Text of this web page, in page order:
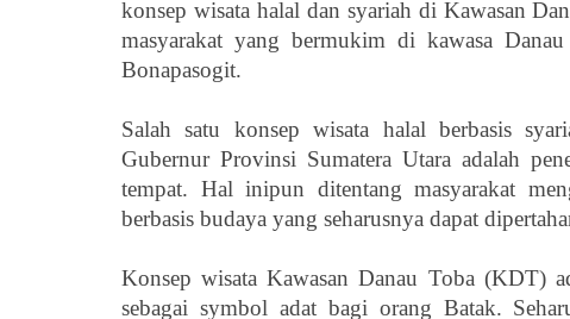
konsep wisata halal dan syariah di Kawasan
masyarakat yang bermukim di kawasa
Bonapasogit.
Salah satu konsep wisata halal berbasis
Gubernur Provinsi Sumatera Utara adalah
tempat. Hal inipun ditentang masyarakat
berbasis budaya yang seharusnya dapat
Konsep wisata Kawasan Danau Toba (KDT)
sebagai symbol adat bagi orang Batak.